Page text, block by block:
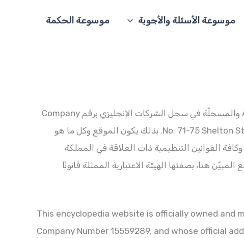
موسوعة الأسئلة والأجوبة موسوعة الحكمة
هذا الموقع الخاص بالموسوعة مملوك ومُدار رسميًا من قِبل الشركة البريطانية ADEL INTELLECTUAL VISION LTD والمسجلّة في سجل الشركات الإنجليزي برقم Company
Number 15559289 والكائن عنوانها الرسمي في No. 71-75 Shelton Street, Covent Garden, London, United Kingdom, WC2H 9JQ. بذلك يكون الموقع وكل ما هو
منشور فيه خاضع لقوانين النشر الخاصة بحكومة المملكة المتحدة Copyright, Designs and Patents Act 1988 وكافة القوانين التنظيمية ذات العلاقة في المملكة
هنا، بصفتها الهيئة الاعتبارية الممثلة قانونًا
This encyclopedia website is officially owned and
Company Number 15559289, and whose official